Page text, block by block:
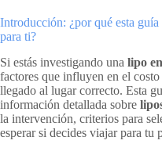
Introducción: ¿por qué esta
para ti?
Si estás investigando una lipo
factores que influyen en el
llegado al lugar correcto. Esta
información detallada sobre
la intervención, criterios para
esperar si decides viajar para tu